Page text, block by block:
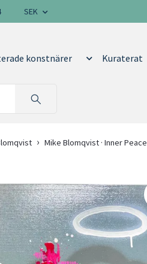
SEK
konstnärer Kuraterat
Mike Blomqvist · Inner Peace